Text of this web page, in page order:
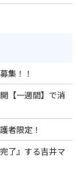
集！！
【一週間】で消
者限定！
了』する吉井マ